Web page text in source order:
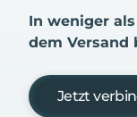
In weniger
dem Versand
Jetzt